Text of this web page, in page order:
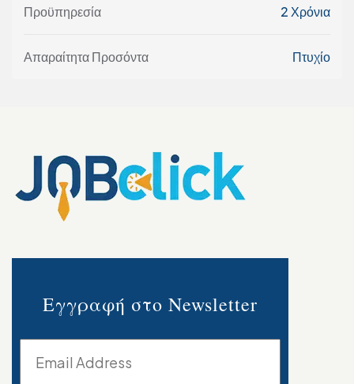
Προϋπηρεσία 2 Χρόνια
Απαραίτητα Προσόντα Πτυχίο
Εγγραφή στο Newsletter